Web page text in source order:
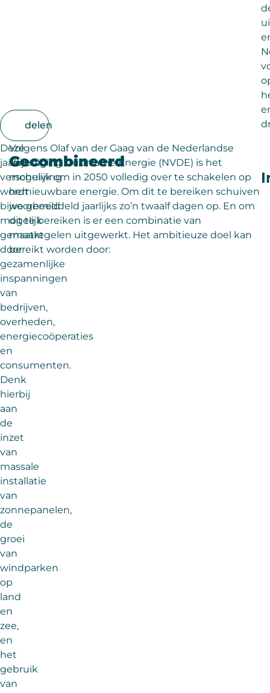
delen
Deze
jaarlijkse
verschuiving
wordt
bijvoorbeeld
mogelijk
gemaakt
door
gezamenlijke
inspanningen
van
bedrijven,
overheden,
energiecoöperaties
en
consumenten.
Denk
hierbij
aan
de
inzet
van
massale
installatie
van
zonnepanelen,
de
groei
van
windparken
op
land
en
zee,
en
het
gebruik
van
Gecombineerd
Volgens Olaf van der Gaag van de Nederlandse
Vereniging Duurzame Energie (NVDE) is het
mogelijk om in 2050 volledig over te schakelen op
hernieuwbare energie. Om dit te bereiken schuiven
we gemiddeld jaarlijks zo’n twaalf dagen op. En om
dit te bereiken is er een combinatie van
maatregelen uitgewerkt. Het ambitieuze doel kan
bereikt worden door:​